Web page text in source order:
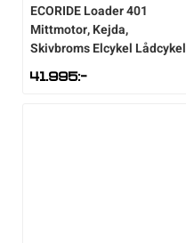
ECORIDELoader 401
Mittmotor, Kejda,
Skivbroms Elcykel Lådcykel
41.995:-